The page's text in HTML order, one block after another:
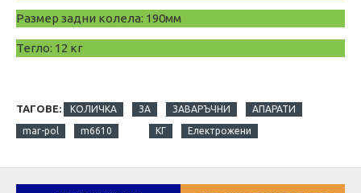
Размер задни колела: 190мм
Тегло: 12 кг
ТАГОВЕ: КОЛИЧКА ЗА ЗАВАРЪЧНИ АПАРАТИ
mar-pol m6610 КГ Електрожени